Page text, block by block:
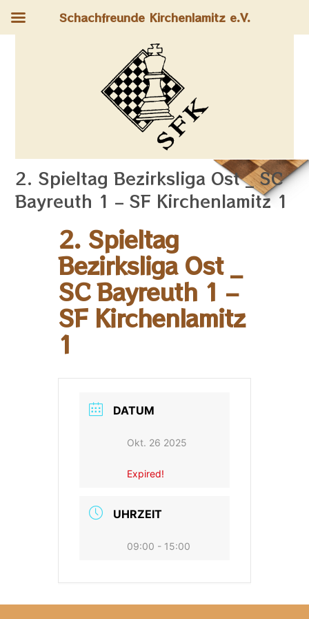
2. Spieltag Bezirksliga Ost _ SC
Bayreuth 1 – SF Kirchenlamitz 1
2. Spieltag
Bezirksliga Ost _
SC Bayreuth 1 –
SF Kirchenlamitz
1
DATUM
Okt. 26 2025
Expired!
UHRZEIT
09:00 - 15:00
Schachfreunde Kirchenlamitz e.V.